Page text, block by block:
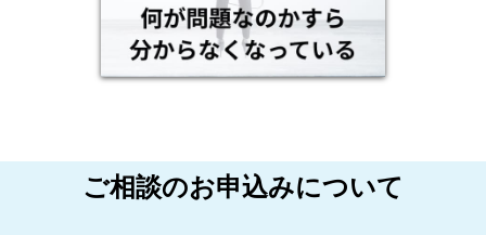
ご相談のお申込みについて